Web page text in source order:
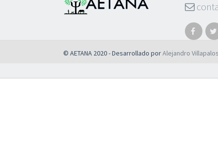
© AETANA 2020 - Desarrollado porAlejandro